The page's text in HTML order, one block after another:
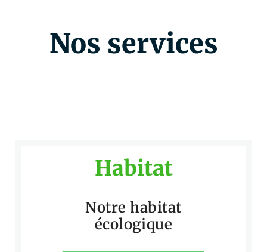
Nos services
Habitat
Notre habitat
écologique